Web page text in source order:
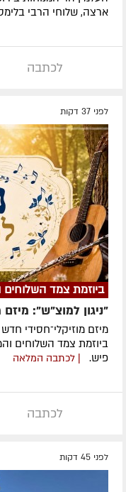
ארצה, שלוחי הרבי
לכתבה
לפני 37 דקות
ביוזמת צמד השלוחים
"ניגון למוצ"ש": מיזם
מיזם מוזיקלי־חסידי
ביוזמת צמד השלוחים
פיש. | לכתבה המלאה
לכתבה
לפני 45 דקות